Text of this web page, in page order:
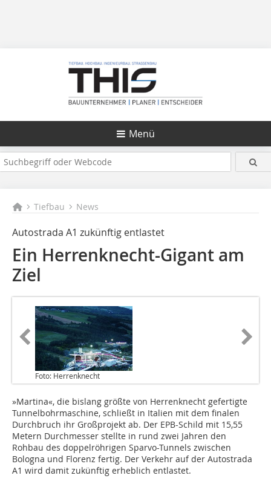
Menü
Tiefbau News
Autostrada A1 zukünftig entlastet
Ein Herrenknecht-Gigant am
Ziel
Foto: Herrenknecht
»Martina«, die bislang größte von Herrenknecht gefertigte
Tunnelbohrmaschine, schließt in Italien mit dem finalen
Durchbruch ihr Großprojekt ab. Der EPB-Schild mit 15,55
Metern Durchmesser stellte in rund zwei Jahren den
Rohbau des doppelröhrigen Sparvo-Tunnels zwischen
Bologna und Florenz fertig. Der Verkehr auf der Autostrada
A1 wird damit zukünftig erheblich entlastet.